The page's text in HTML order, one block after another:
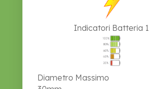
Indicatori Batteria 1
Diametro Massimo